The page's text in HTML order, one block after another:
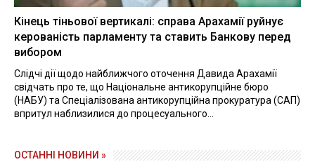
Кінець тіньової вертикалі: справа Арахамії руйнує
керованість парламенту та ставить Банкову перед
вибором
Слідчі дії щодо найближчого оточення Давида Арахамії
свідчать про те, що Національне антикорупційне бюро
(НАБУ) та Спеціалізована антикорупційна прокуратура (САП)
впритул наблизилися до процесуального...
ОСТАННІ НОВИНИ »